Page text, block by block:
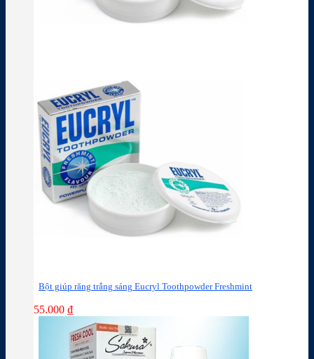
Bột giúp răng trắng sáng Eucryl Toothpowder Freshmint
55.000 ₫